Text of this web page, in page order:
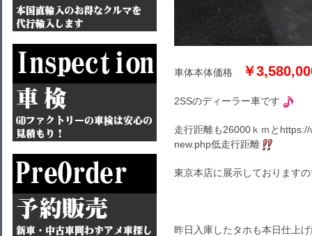
車体本体価格 ￥
2SSのディーラー車です
走行距離も26000ｋｍと
new.php低走行距離
東京本店に展示しております
昨日入庫したタホも本日仕上